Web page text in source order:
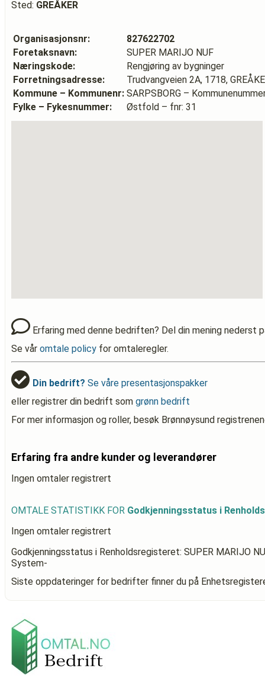
Sted: GREÅKER
Organisasjonsnr:
827622702
Foretaksnavn:
SUPER MARIJO NUF
Næringskode:
Rengjøring av bygninger
Forretningsadresse:
Trudvangveien 2A, 1718,
Kommune – Kommunenr: SARPSBORG –
Fylke – Fykesnummer:
Østfold – fnr: 31
Erfaring med denne bedriften? Del din mening nederst
Se vår omtale policy for omtaleregler.
Din bedrift? Se våre presentasjonspakker
eller registrer din bedrift som grønn bedrift
For mer informasjon og roller, besøk Brønnøysund
Erfaring fra andre kunder og leverandører
Ingen omtaler registrert
OMTALE STATISTIKK FOR Godkjenningsstatus i
Ingen omtaler registrert
Godkjenningsstatus i Renholdsregisteret: SUPER MARIJO
System-
Siste oppdateringer for bedrifter finner du på